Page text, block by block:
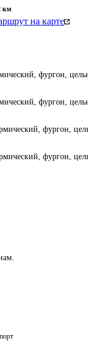
км
на карте
фургон,
фургон,
фургон,
фургон,